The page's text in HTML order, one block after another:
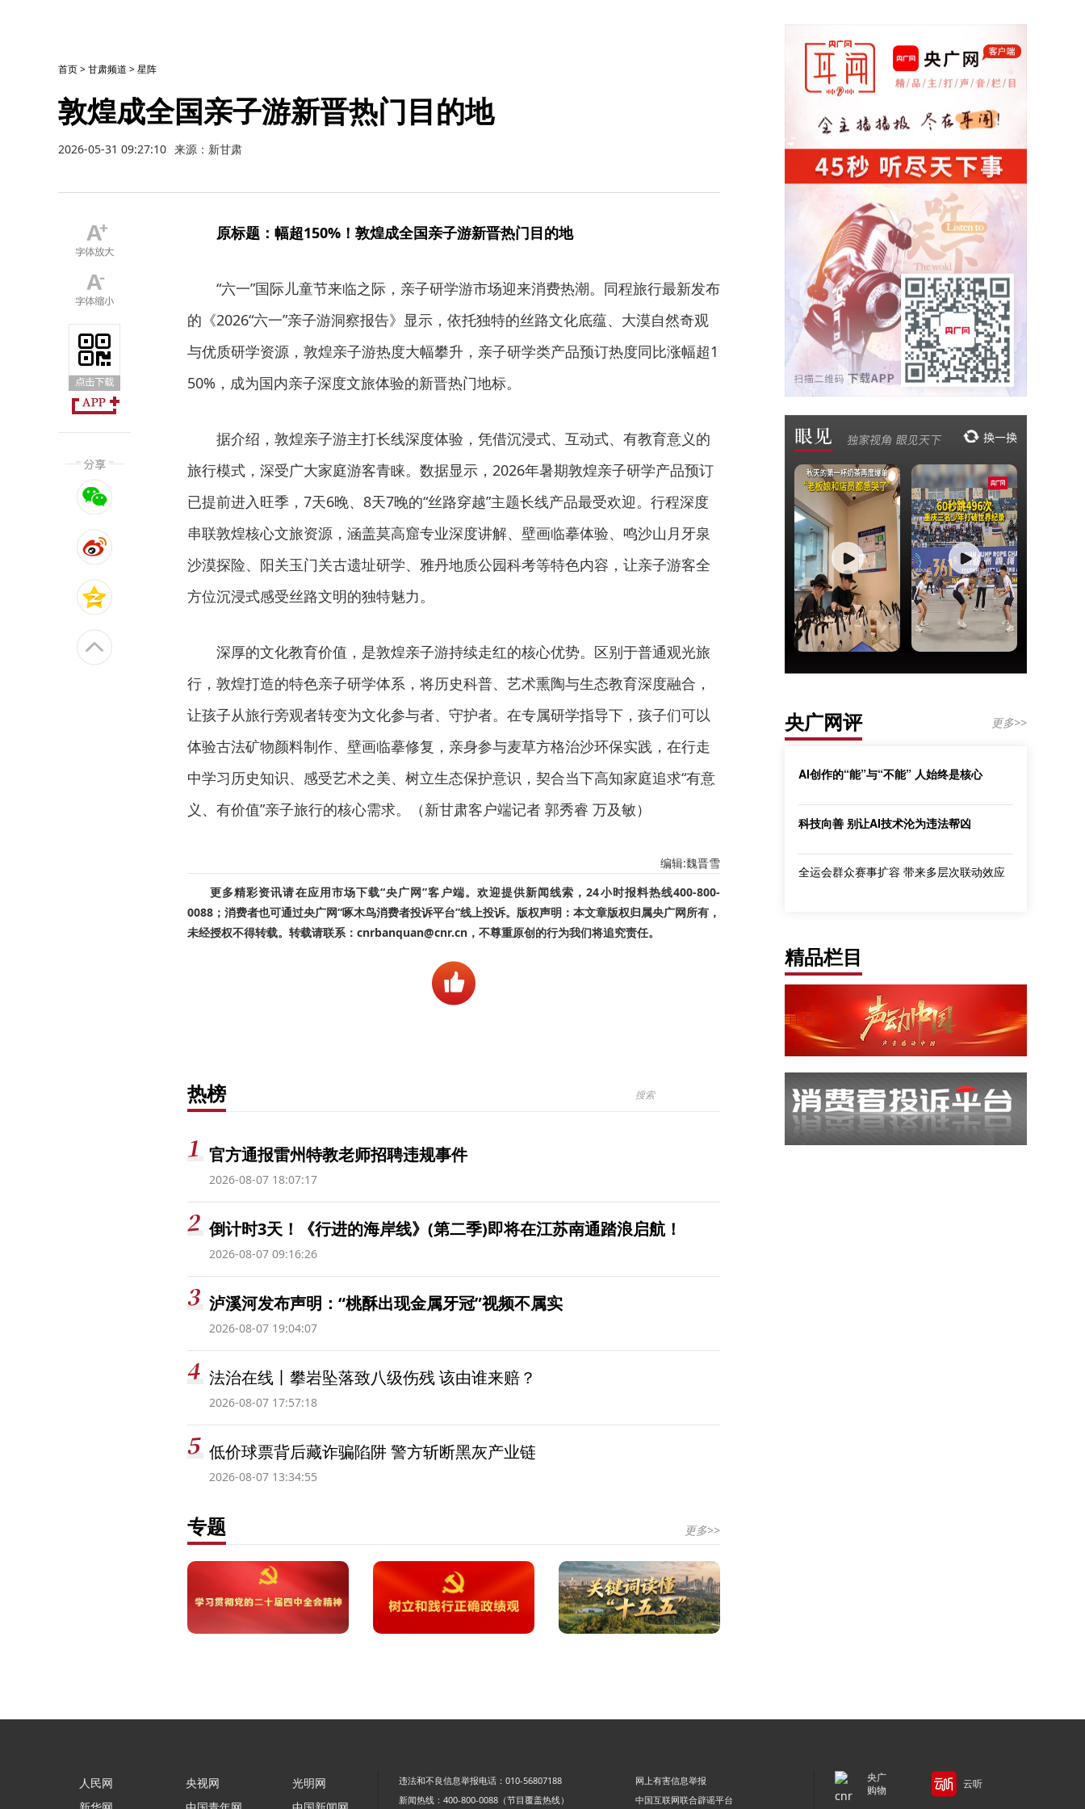
首页>甘肃频道 >星阵
敦煌成全国亲子游新晋热门目的地
2026-05-31 09:27:10 来源：新甘肃
原标题：幅超150%！敦煌成全国亲子游新晋热门目的地
“六一”国际儿童节来临之际，亲子研学游市场迎来消费热潮。同程旅行最新发布
的《2026“六一”亲子游洞察报告》显示，依托独特的丝路文化底蕴、大漠自然奇观
与优质研学资源，敦煌亲子游热度大幅攀升，亲子研学类产品预订热度同比涨幅超1
50%，成为国内亲子深度文旅体验的新晋热门地标。
据介绍，敦煌亲子游主打长线深度体验，凭借沉浸式、互动式、有教育意义的
旅行模式，深受广大家庭游客青睐。数据显示，2026年暑期敦煌亲子研学产品预订
已提前进入旺季，7天6晚、8天7晚的“丝路穿越”主题长线产品最受欢迎。行程深度
串联敦煌核心文旅资源，涵盖莫高窟专业深度讲解、壁画临摹体验、鸣沙山月牙泉
沙漠探险、阳关玉门关古遗址研学、雅丹地质公园科考等特色内容，让亲子游客全
方位沉浸式感受丝路文明的独特魅力。
深厚的文化教育价值，是敦煌亲子游持续走红的核心优势。区别于普通观光旅
行，敦煌打造的特色亲子研学体系，将历史科普、艺术熏陶与生态教育深度融合，
让孩子从旅行旁观者转变为文化参与者、守护者。在专属研学指导下，孩子们可以
体验古法矿物颜料制作、壁画临摹修复，亲身参与麦草方格治沙环保实践，在行走
中学习历史知识、感受艺术之美、树立生态保护意识，契合当下高知家庭追求“有意
义、有价值”亲子旅行的核心需求。（新甘肃客户端记者 郭秀睿 万及敏）
编辑:魏晋雪
更多精彩资讯请在应用市场下载“央广网”客户端。欢迎提供新闻线索，24小时报料热线400-800-
0088；消费者也可通过央广网“啄木鸟消费者投诉平台”线上投诉。版权声明：本文章版权归属央广网所有，
未经授权不得转载。转载请联系：cnrbanquan@cnr.cn，不尊重原创的行为我们将追究责任。
热榜
官方通报雷州特教老师招聘违规事件
2026-08-07 18:07:17
倒计时3天！《行进的海岸线》(第二季)即将在江苏南通踏浪启航！
2026-08-07 09:16:26
泸溪河发布声明：“桃酥出现金属牙冠”视频不属实
2026-08-07 19:04:07
法治在线丨攀岩坠落致八级伤残 该由谁来赔？
2026-08-07 17:57:18
低价球票背后藏诈骗陷阱 警方斩断黑灰产业链
2026-08-07 13:34:55
专题 更多>>
央广网评 更多>>
AI创作的“能”与“不能” 人始终是核心
科技向善 别让AI技术沦为违法帮凶
全运会群众赛事扩容 带来多层次联动效应
精品栏目
人民网
央视网
光明网
违法和不良信息举报电话：010-56807188
网上有害信息举报
新闻热线：400-800-0088（节目覆盖热线）
中国互联网联合辟谣平台
央广
购物
云听